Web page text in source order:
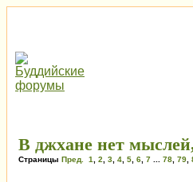
В джхане нет
Страницы Пред. 1 2 3 4 5 6 7 78 79